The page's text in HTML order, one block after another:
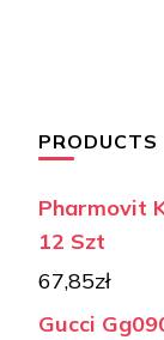
PRODUCTS
Pharmovit
12 Szt
67,85zł
Gucci